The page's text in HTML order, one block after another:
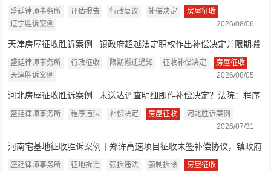
认定事实不...
盛廷律师事务所 评估报告 行政复议 补偿决定
房屋征收
辽宁胜诉案例
2026/08/06
天津房屋征收胜诉案例 | 镇政府超越法定职权作出补偿决定并限期搬
迁，法院判...
盛廷律师事务所 行政征收 限期搬迁通知 征收补偿决定
房屋征收
天津胜诉案例
2026/08/05
河北房屋征收胜诉案例 | 未送达调查明细即作补偿决定？法院：程序
违法，撤销...
盛廷律师事务所 程序违法 补偿决定 房屋征收
河北胜诉案例
2026/07/31
河南宅基地征收胜诉案例丨郑许高速项目征收未签补偿协议，镇政府
强拆行为被...
盛廷律师事务所 征地拆迁 强拆违法 强制拆除
房屋征收